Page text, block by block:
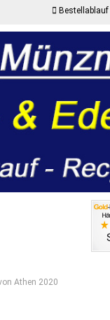
Bestellablauf
Athen 2020